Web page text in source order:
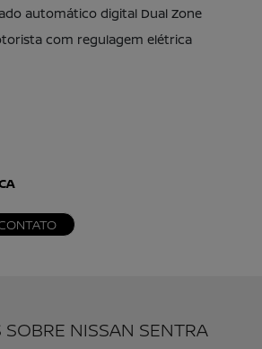
automático digital Dual Zone
com regulagem elétrica
NISSAN SENTRA